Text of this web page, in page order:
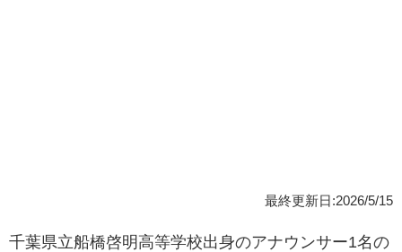
最終更新日:2026/5/15
千葉県立船橋啓明高等学校出身のアナウンサー1名の